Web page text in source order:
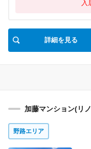
入
詳細を見る
加藤マンション(リ
野路エリア